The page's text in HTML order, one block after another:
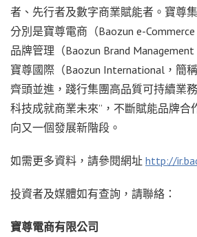
者、先行者及數字商業賦能者。寶尊
分別是寶尊電商（Baozun e-
品牌管理（Baozun Brand
寶尊國際（Baozun International，簡
齊頭並進，踐行集團高品質可持續業
科技成就商業未來”，不斷賦能品牌合
向又一個發展新階段。
如需更多資料，請參閱網址 http://
投資者及媒體如有查詢，請聯絡：
寶尊電商有限公司